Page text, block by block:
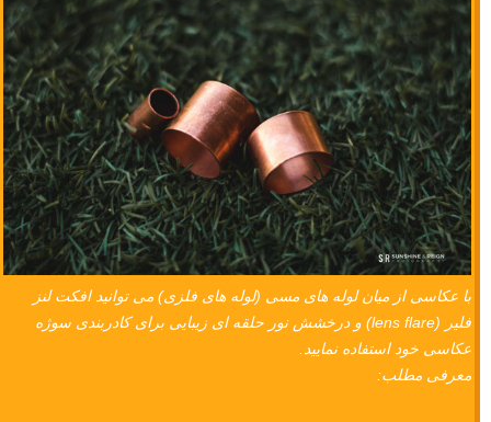
با عکاسی از میان لوله های مسی (لوله های فلزی) می توانید افکت لنز
فلیر (lens flare) و درخشش نور حلقه ای زیبایی برای کادربندی سوژه
عکاسی خود استفاده نمایید.
معرفی مطلب: